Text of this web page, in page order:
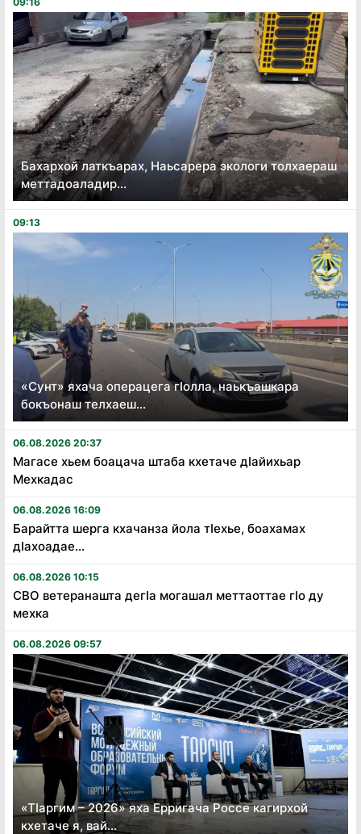
Бахархой латкъарах, Наьсарера экологи толхаераш
меттадоаладир...
09:13
«Сунт» яхача операцега гӏолла, наькъашкара
бокъонаш телхаеш...
06.08.2026 20:37
Магасе хьем боацача штаба кхетаче дӏайихьар
Мехкадас
06.08.2026 16:09
Барайтта шерга кхачанза йола тӏехье, боахамах
дӏахоадае...
06.08.2026 10:15
СВО ветеранашта дегӏа могашал меттаоттае гӏо ду
мехка
06.08.2026 09:57
«Тӏаргим – 2026» яха Ерригача Россе кагирхой
кхетаче я, вай...